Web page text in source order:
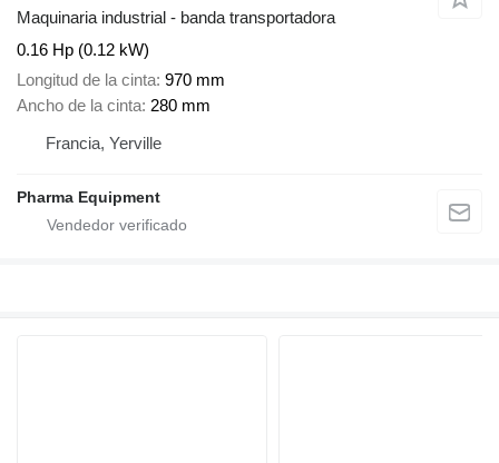
Maquinaria industrial - banda transportadora
0.16 Hp (0.12 kW)
Longitud de la cinta 970 mm
Ancho de la cinta 280 mm
Francia, Yerville
Pharma Equipment